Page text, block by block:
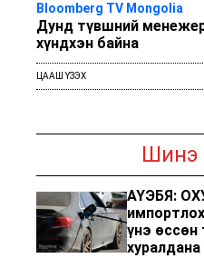
Bloomberg TV Mongolia
Дунд түвшний
хүндхэн байна
ЦААШ ҮЗЭХ
Шинэ
АҮЭБЯ:
үнэ өссөн
хуралдана